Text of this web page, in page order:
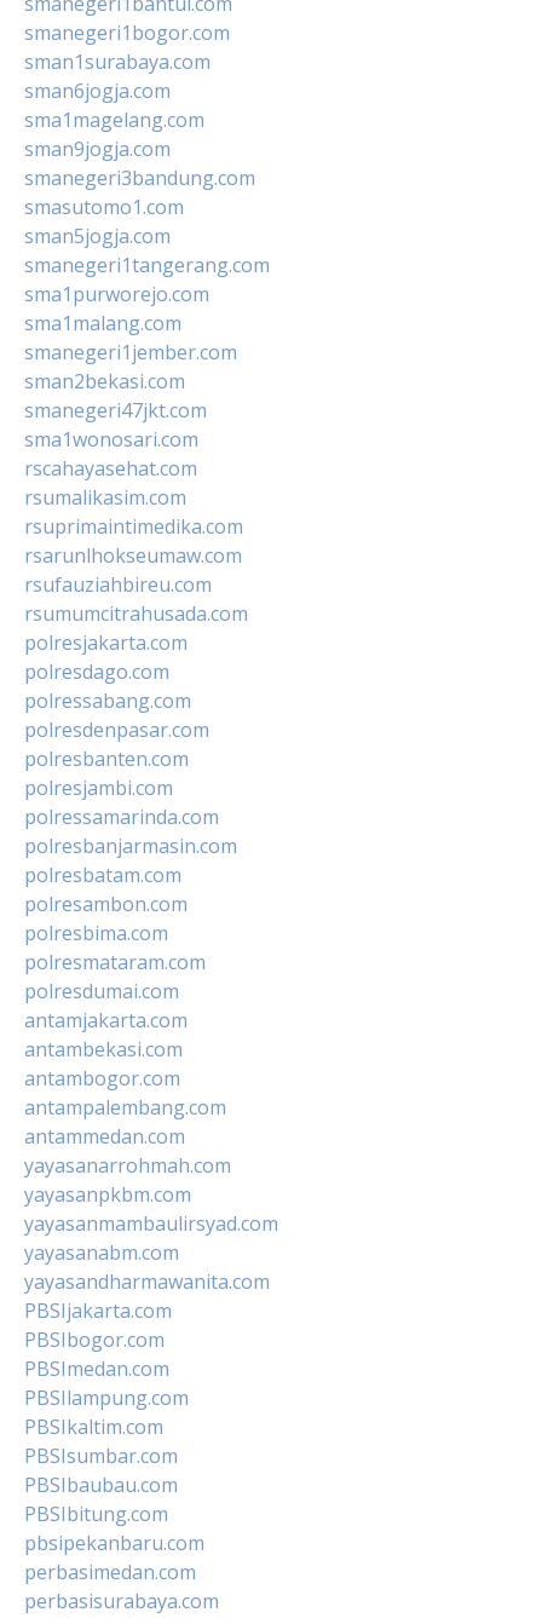
smanegeri1bogor.com
sman1surabaya.com
sman6jogja.com
sma1magelang.com
sman9jogja.com
smanegeri3bandung.com
smasutomo1.com
sman5jogja.com
smanegeri1tangerang.com
sma1purworejo.com
sma1malang.com
smanegeri1jember.com
sman2bekasi.com
smanegeri47jkt.com
sma1wonosari.com
rscahayasehat.com
rsumalikasim.com
rsuprimaintimedika.com
rsarunlhokseumaw.com
rsufauziahbireu.com
rsumumcitrahusada.com
polresjakarta.com
polresdago.com
polressabang.com
polresdenpasar.com
polresbanten.com
polresjambi.com
polressamarinda.com
polresbanjarmasin.com
polresbatam.com
polresambon.com
polresbima.com
polresmataram.com
polresdumai.com
antamjakarta.com
antambekasi.com
antambogor.com
antampalembang.com
antammedan.com
yayasanarrohmah.com
yayasanpkbm.com
yayasanmambaulirsyad.com
yayasanabm.com
yayasandharmawanita.com
PBSIjakarta.com
PBSIbogor.com
PBSImedan.com
PBSIlampung.com
PBSIkaltim.com
PBSIsumbar.com
PBSIbaubau.com
PBSIbitung.com
pbsipekanbaru.com
perbasimedan.com
perbasisurabaya.com